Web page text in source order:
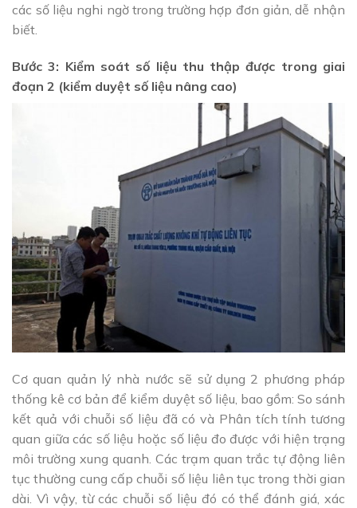
các số liệu nghi ngờ trong trường hợp đơn giản, dễ nhận
biết.
Bước 3: Kiểm soát số liệu thu thập được trong giai
đoạn 2 (kiểm duyệt số liệu nâng cao)
Cơ quan quản lý nhà nước sẽ sử dụng 2 phương pháp
thống kê cơ bản để kiểm duyệt số liệu, bao gồm: So sánh
kết quả với chuỗi số liệu đã có và Phân tích tính tương
quan giữa các số liệu hoặc số liệu đo được với hiện trạng
môi trường xung quanh. Các trạm quan trắc tự động liên
tục thường cung cấp chuỗi số liệu liên tục trong thời gian
dài. Vì vậy, từ các chuỗi số liệu đó có thể đánh giá, xác